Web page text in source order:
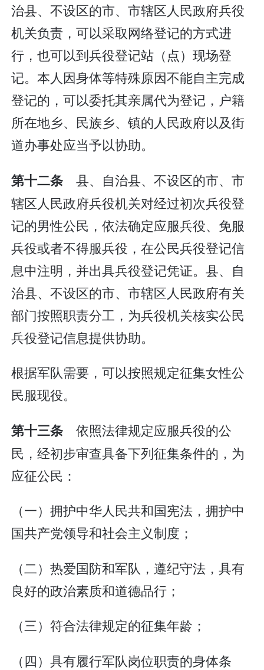
治县、不设区的市、市辖区人民政府兵役
机关负责，可以采取网络登记的方式进
行，也可以到兵役登记站（点）现场登
记。本人因身体等特殊原因不能自主完成
登记的，可以委托其亲属代为登记，户籍
所在地乡、民族乡、镇的人民政府以及街
道办事处应当予以协助。
第十二条 县、自治县、不设区的市、市
辖区人民政府兵役机关对经过初次兵役登
记的男性公民，依法确定应服兵役、免服
兵役或者不得服兵役，在公民兵役登记信
息中注明，并出具兵役登记凭证。县、自
治县、不设区的市、市辖区人民政府有关
部门按照职责分工，为兵役机关核实公民
兵役登记信息提供协助。
根据军队需要，可以按照规定征集女性公
民服现役。
第十三条 依照法律规定应服兵役的公
民，经初步审查具备下列征集条件的，为
应征公民：
（一）拥护中华人民共和国宪法，拥护中
国共产党领导和社会主义制度；
（二）热爱国防和军队，遵纪守法，具有
良好的政治素质和道德品行；
（三）符合法律规定的征集年龄；
（四）具有履行军队岗位职责的身体条